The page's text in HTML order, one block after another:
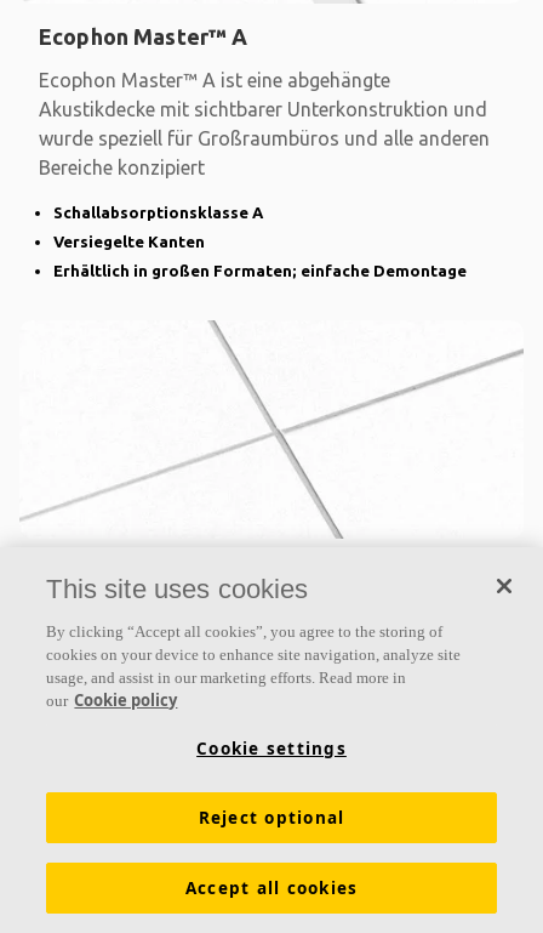
Ecophon Master™ A
Ecophon Master™ A ist eine abgehängte
Akustikdecke mit sichtbarer Unterkonstruktion und
wurde speziell für Großraumbüros und alle anderen
Bereiche konzipiert
Schallabsorptionsklasse A
Versiegelte Kanten
Erhältlich in großen Formaten; einfache Demontage
dort eingesetzt werden kann, wo eine Decke mit
kleinstmöglicher totaler Konstruktionshöhe
erforderlich ist
Schallabsorptionsklasse A
This site uses cookies
By clicking “Accept all cookies”, you agree to the storing of
cookies on your device to enhance site navigation, analyze site
usage, and assist in our marketing efforts. Read more in
our Cookie policy
Cookie settings
Reject optional
Accept all cookies